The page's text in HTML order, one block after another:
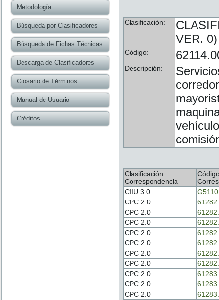
Metodología
Búsqueda por Clasificadores
Búsqueda de Fichas Técnicas
Descarga de Clasificadores
Glosario de Términos
Manual de Usuario
Créditos
Clasificación:
VER. 0)
Código:
Descripción:
Clasificación
Correspondencia
Código
CIIU 3.0
CPC 2.0
CPC 2.0
CPC 2.0
CPC 2.0
CPC 2.0
CPC 2.0
CPC 2.0
CPC 2.0
CPC 2.0
CPC 2.0